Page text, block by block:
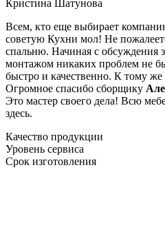
Кристина Шатунова
Всем, кто еще выбирает
советую Кухни мол! Не
спальню. Начиная с обсуждения
монтажом никаких проблем не
быстро и качественно. К тому
Огромное спасибо сборщику
Это мастер своего дела! Всю
здесь.
Качество продукции
Уровень сервиса
Срок изготовления